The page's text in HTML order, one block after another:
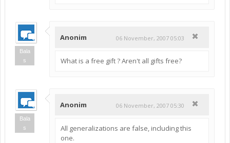
Bala
s
Anonim 06 November, 2007 05:03
What is a free gift ? Aren't all gifts free?
Bala
s
Anonim 06 November, 2007 05:30
All generalizations are false, including this
one.